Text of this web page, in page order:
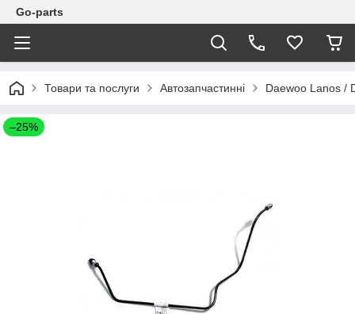
Go-parts
Товари та послуги Автозапчастинні Daewoo Lanos /
–25%